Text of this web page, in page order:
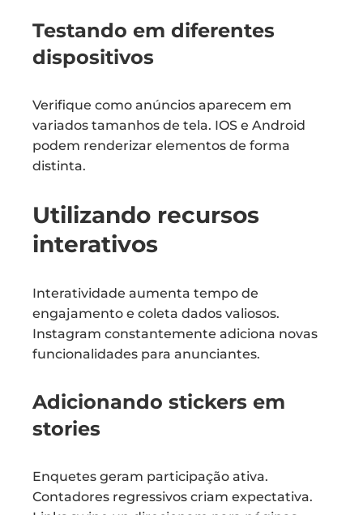
Testando em diferentes
dispositivos
Verifique como anúncios aparecem em
variados tamanhos de tela. IOS e Android
podem renderizar elementos de forma
distinta.
Utilizando recursos
interativos
Interatividade aumenta tempo de
engajamento e coleta dados valiosos.
Instagram constantemente adiciona novas
funcionalidades para anunciantes.
Adicionando stickers em
stories
Enquetes geram participação ativa.
Contadores regressivos criam expectativa.